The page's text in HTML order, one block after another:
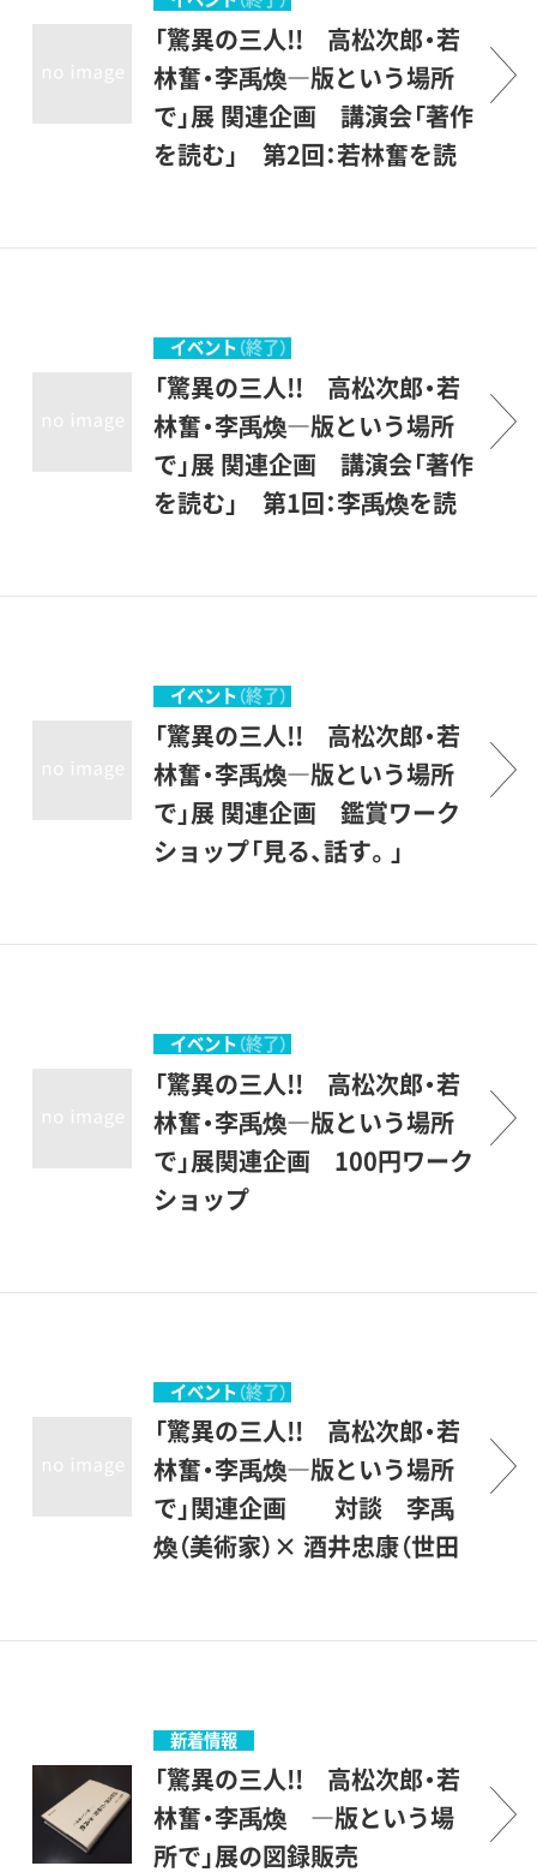
品に込められた創作の思考を
読み解いていきます。
「驚異の三人!! 高松次郎・若
林奮・李禹煥―版という場所
で」展 関連企画 講演会「著作
を読む」 第2回：若林奮を読
き記した言葉を追いつつ、作
品に込められた創作の思考を
読み解いていきます。
イベント （終了）
「驚異の三人!! 高松次郎・若
林奮・李禹煥―版という場所
で」展 関連企画 講演会「著作
を読む」 第1回：李禹煥を読
き記した言葉を追いつつ、作
品に込められた創作の思考を
読み解いていきます。
イベント （終了）
「驚異の三人!! 高松次郎・若
林奮・李禹煥―版という場所
で」展 関連企画 鑑賞ワーク
ショップ「見る、話す。」
しながらグループで鑑賞しま
す。会話による美術鑑賞に取
り組んできた全盲の白鳥建二
さん、美術館の学芸員、その日
初めて出会う参加者が、言葉
ください。
イベント （終了）
「驚異の三人!! 高松次郎・若
林奮・李禹煥―版という場所
で」展関連企画 100円ワーク
ショップ
会毎に、様々な趣向を凝らし
た内容で、子どもから大人ま
でその場で楽しめる簡単な工
作などを行います。
イベント （終了）
「驚異の三人!! 高松次郎・若
林奮・李禹煥―版という場所
で」関連企画 対談 李禹
煥（美術家）× 酒井忠康（世田
を開催し続けている李禹煥氏
に、近年の活動や考えている
ことについてお話しいただき
ます。
新着情報
「驚異の三人!! 高松次郎・若
林奮・李禹煥 ―版という場
所で」展の図録販売